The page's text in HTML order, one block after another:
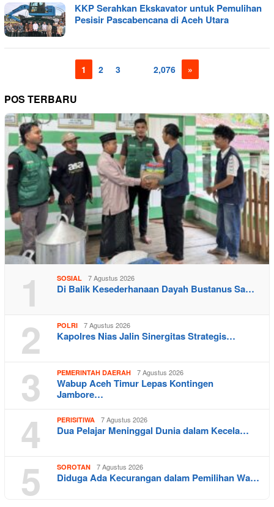
KKP Serahkan Ekskavator untuk Pemulihan
Pesisir Pascabencana di Aceh Utara
1 2 3 2,076 »
POS TERBARU
1 SOSIAL 7 Agustus 2026
Di Balik Kesederhanaan Dayah Bustanus Sa…
2 POLRI 7 Agustus 2026
Kapolres Nias Jalin Sinergitas Strategis…
3 PEMERINTAH DAERAH 7 Agustus 2026
Wabup Aceh Timur Lepas Kontingen
Jambore…
4 PERISITIWA 7 Agustus 2026
Dua Pelajar Meninggal Dunia dalam Kecela…
5 SOROTAN 7 Agustus 2026
Diduga Ada Kecurangan dalam Pemilihan Wa…